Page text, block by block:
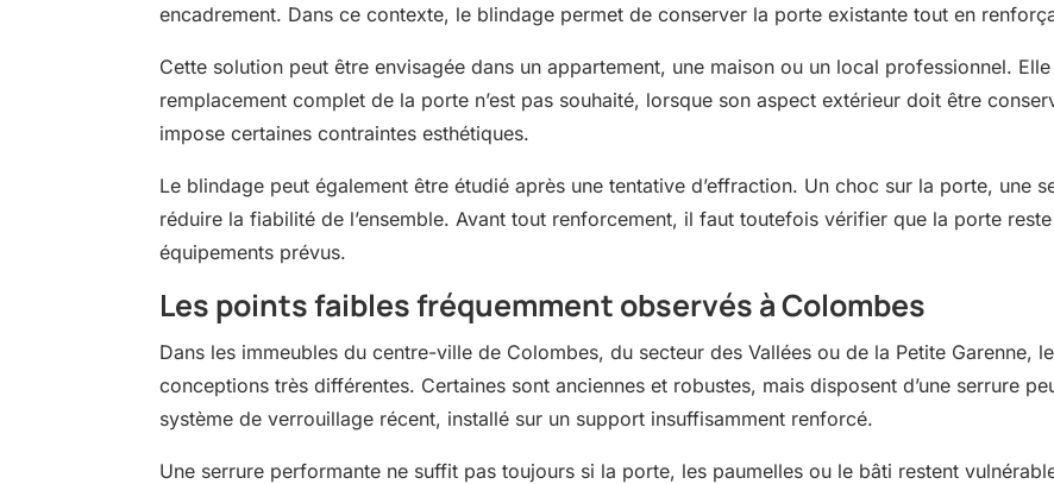
encadrement. Dans ce contexte, le blindage permet de conserver la porte existante tout en
Cette solution peut être envisagée dans un appartement, une maison ou un local professionnel.
remplacement complet de la porte n’est pas souhaité, lorsque son aspect extérieur doit être
impose certaines contraintes esthétiques.
Le blindage peut également être étudié après une tentative d’effraction. Un choc sur la porte, une
réduire la fiabilité de l’ensemble. Avant tout renforcement, il faut toutefois vérifier que la porte
équipements prévus.
Les points faibles fréquemment observés à Colombes
Dans les immeubles du centre-ville de Colombes, du secteur des Vallées ou de la Petite Garenne,
conceptions très différentes. Certaines sont anciennes et robustes, mais disposent d’une serrure
système de verrouillage récent, installé sur un support insuffisamment renforcé.
Une serrure performante ne suffit pas toujours si la porte, les paumelles ou le bâti restent